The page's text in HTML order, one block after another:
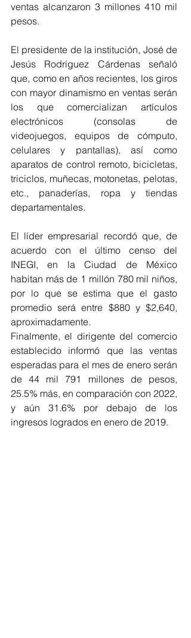
ventas alcanzaron 3 millones 410 mil
pesos.
El presidente de la institución, José de
Jesús Rodríguez Cárdenas señaló
que, como en años recientes, los giros
con mayor dinamismo en ventas serán
los que comercializan artículos
electrónicos (consolas de
videojuegos, equipos de cómputo,
celulares y pantallas), así como
aparatos de control remoto, bicicletas,
triciclos, muñecas, motonetas, pelotas,
etc., panaderías, ropa y tiendas
departamentales.
El líder empresarial recordó que, de
acuerdo con el último censo del
INEGI, en la Ciudad de México
habitan más de 1 millón 780 mil niños,
por lo que se estima que el gasto
promedio será entre $880 y $2,640,
aproximadamente.
Finalmente, el dirigente del comercio
establecido informó que las ventas
esperadas para el mes de enero serán
de 44 mil 791 millones de pesos,
25.5% más, en comparación con 2022,
y aún 31.6% por debajo de los
ingresos logrados en enero de 2019.